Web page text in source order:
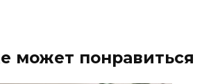
может понравиться